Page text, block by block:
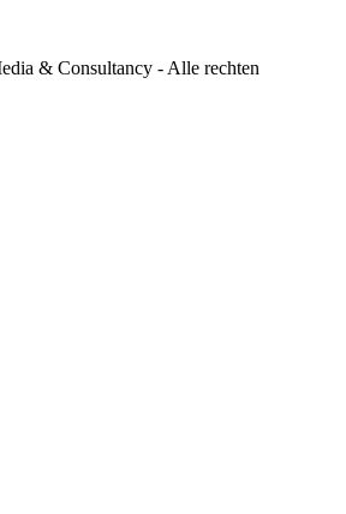
& Consultancy - Alle rechten